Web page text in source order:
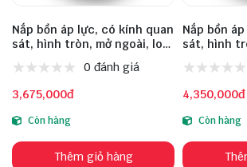
Nắp bồn áp lực, có kính quan
sát, hình tròn, mở ngoài, loại
400 406 3 90 2.5 5 DN80 1-3,
size 400, inox 304
0 đánh giá
3,675,000đ
Còn hàng
Thêm giỏ hàng
Nắp bồn
sát, hình
450 456 3
size 450,
4,350,000đ
Còn hàng